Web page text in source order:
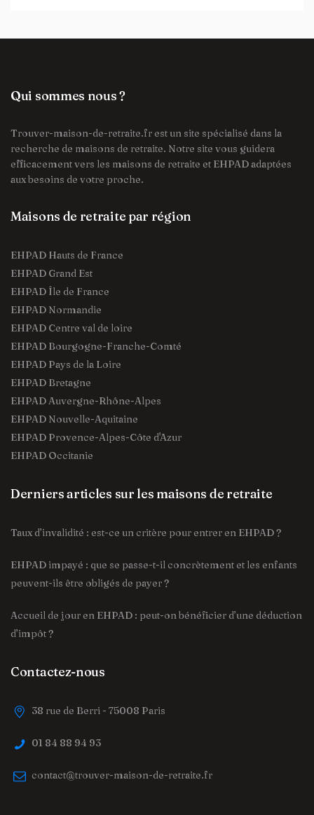
Qui sommes nous ?
Trouver-maison-de-retraite.fr est un site spécialisé dans la
recherche de maisons de retraite. Notre site vous guidera
efficacement vers les maisons de retraite et EHPAD adaptées
aux besoins de votre proche.
Maisons de retraite par région
EHPAD Hauts de France
EHPAD Grand Est
EHPAD Île de France
EHPAD Normandie
EHPAD Centre val de loire
EHPAD Bourgogne-Franche-Comté
EHPAD Pays de la Loire
EHPAD Bretagne
EHPAD Auvergne-Rhône-Alpes
EHPAD Nouvelle-Aquitaine
EHPAD Provence-Alpes-Côte d'Azur
EHPAD Occitanie
Derniers articles sur les maisons de retraite
Taux d’invalidité : est-ce un critère pour entrer en EHPAD ?
EHPAD impayé : que se passe-t-il concrètement et les enfants
peuvent-ils être obligés de payer ?
Accueil de jour en EHPAD : peut-on bénéficier d’une déduction
d’impôt ?
Contactez-nous
38 rue de Berri - 75008 Paris
01 84 88 94 93
contact@trouver-maison-de-retraite.fr